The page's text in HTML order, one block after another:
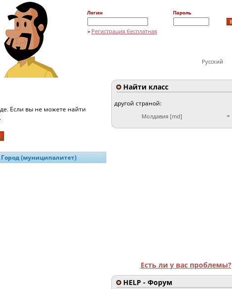
Логин Пароль
» Регистрация бесплатная
Русский
Если вы не можете найти
.
Город (муниципалитет)
Найти класс
другой страной:
Молдавия [md]
Есть ли у вас проблемы?
HELP - Форум